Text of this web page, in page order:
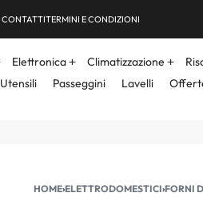
CONTATTITERMINI E CONDIZIONI
Elettronica Climatizzazione
Utensili Passeggini Lavelli
HOME›ELETTRODOMESTICI›FORNI